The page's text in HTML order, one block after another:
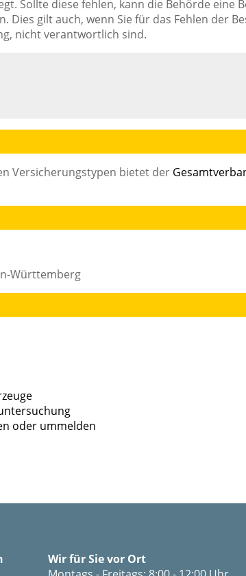
Sollte diese fehlen, kann die Behörde eine
gilt auch, wenn Sie für das Fehlen der
nicht verantwortlich sind.
Versicherungstypen bietet der
Württemberg
oder ummelden
Wir für Sie vor Ort